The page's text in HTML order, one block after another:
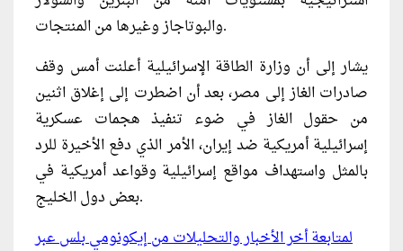
والبوتاجاز وغيرها من المنتجات.
يشار إلى أن وزارة الطاقة الإسرائيلية أعلنت أمس وقف
صادرات الغاز إلى مصر، بعد أن اضطرت إلى إغلاق اثنين
من حقول الغاز في ضوء تنفيذ هجمات عسكرية
إسرائيلية أمريكية ضد إيران، الأمر الذي دفع الأخيرة للرد
بالمثل واستهداف مواقع إسرائيلية وقواعد أمريكية في
بعض دول الخليج.
لمتابعة أخر الأخبار والتحليلات من إيكونومي بلس عبر